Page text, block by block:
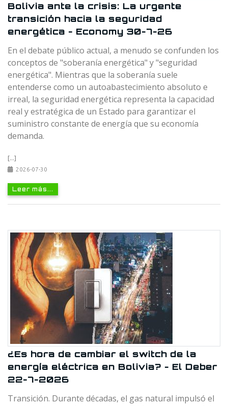
Bolivia ante la crisis: La urgente
transición hacia la seguridad
energética - Economy 30-7-26
En el debate público actual, a menudo se confunden los
conceptos de "soberanía energética" y "seguridad
energética". Mientras que la soberanía suele
entenderse como un autoabastecimiento absoluto e
irreal, la seguridad energética representa la capacidad
real y estratégica de un Estado para garantizar el
suministro constante de energía que su economía
demanda.
[...]
2026-07-30
Leer más...
¿Es hora de cambiar el switch de la
energía eléctrica en Bolivia? - El Deber
22-7-2026
Transición. Durante décadas, el gas natural impulsó el